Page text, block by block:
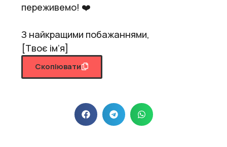
переживемо! ❤️
З найкращими побажаннями,
[Твоє ім’я]
Скопіювати